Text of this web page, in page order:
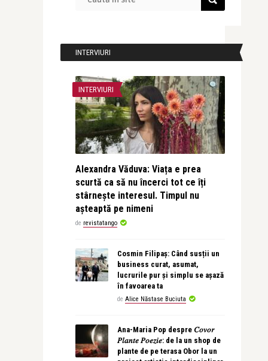
INTERVIURI
INTERVIURI
Alexandra Văduva: Viața e prea
scurtă ca să nu încerci tot ce îți
stârnește interesul. Timpul nu
așteaptă pe nimeni
de revistatango
Cosmin Filipaș: Când susții un
business curat, asumat,
lucrurile pur și simplu se așază
în favoarea ta
de Alice Năstase Buciuta
Ana-Maria Pop despre 𝐶𝑜𝑣𝑜𝑟
𝑃𝑙𝑎𝑛𝑡𝑒 𝑃𝑜𝑒𝑧𝑖𝑒: de la un shop de
plante de pe terasa Obor la un